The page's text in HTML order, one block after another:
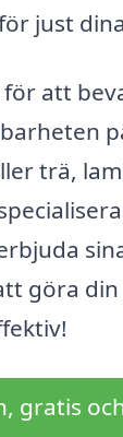
just
att
trä,
göra
gratis